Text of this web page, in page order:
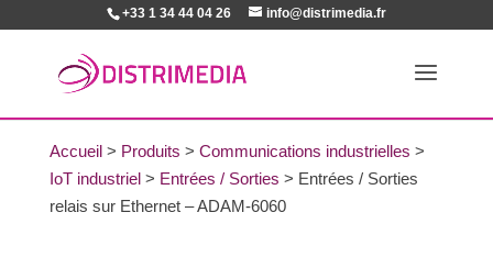
+33 1 34 44 04 26 info@distrimedia.fr
Accueil> Produits > Communications industrielles >
IoT industriel> Entrées / Sorties > Entrées / Sorties
relais sur Ethernet – ADAM-6060